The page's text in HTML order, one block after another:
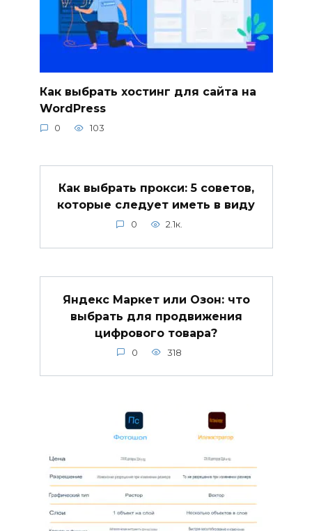
Как выбрать хостинг для сайта на
WordPress
0 103
Как выбрать прокси: 5 советов,
которые следует иметь в виду
0 2.1к.
Яндекс Маркет или Озон: что
выбрать для продвижения
цифрового товара?
0 318